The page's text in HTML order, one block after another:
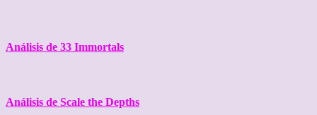
Análisis de 33 Immortals
Análisis de Scale the Depths